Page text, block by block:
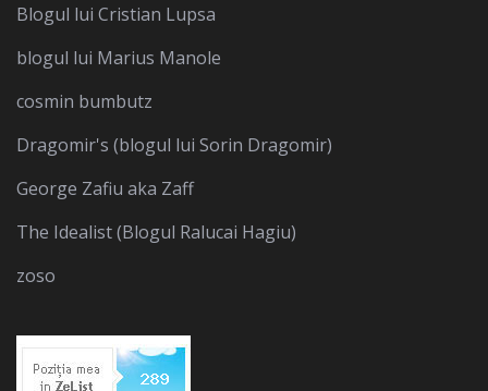
Blogul lui Cristian Lupsa
blogul lui Marius Manole
cosmin bumbutz
Dragomir's (blogul lui Sorin Dragomir)
George Zafiu aka Zaff
The Idealist (Blogul Ralucai Hagiu)
zoso